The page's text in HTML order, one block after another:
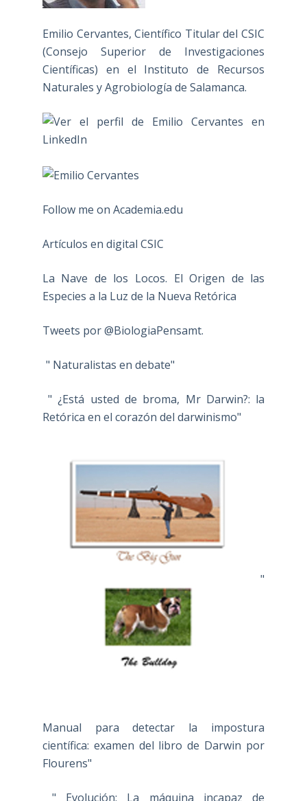
Emilio Cervantes, Científico Titular del CSIC
(Consejo Superior de Investigaciones
Científicas) en el Instituto de Recursos
Naturales y Agrobiología de Salamanca.
Follow me on Academia.edu
Artículos en digital CSIC
La Nave de los Locos. El Origen de las
Especies a la Luz de la Nueva Retórica
Tweets por @BiologiaPensamt.
" Naturalistas en debate"
" ¿Está usted de broma, Mr Darwin?: la
Retórica en el corazón del darwinismo"
"
Manual para detectar la impostura
científica: examen del libro de Darwin por
Flourens"
" Evolución: La máquina incapaz de